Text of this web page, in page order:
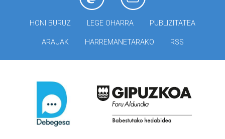
HONI BURUZ LEGE OHARRA PUBLIZITATEA
ARAUAK HARREMANETARAKO RSS